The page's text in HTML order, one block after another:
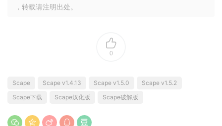
，转载请注明出处。
0
Scape Scape v1.4.13 Scape v1.5.0
Scape v1.5.2
Scape下载
Scape汉化版 Scape破解版